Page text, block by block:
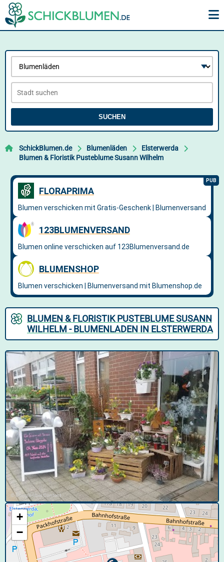
SUCHEN
SchickBlumen.de Blumenläden
Elsterwerda
Blumen & Floristik Pusteblume Susann Wilhelm
BLUMEN & FLORISTIK PUSTEBLUME SUSANN
WILHELM - BLUMENLADEN IN ELSTERWERDA
© Google User Content
+
−